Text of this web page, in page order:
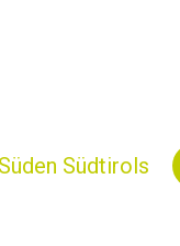
Südtirols